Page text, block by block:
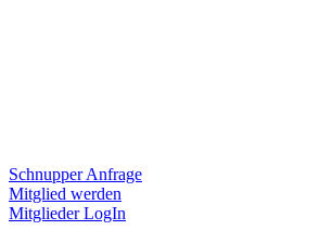
Schnupper Anfrage
Mitglied werden
Mitglieder LogIn